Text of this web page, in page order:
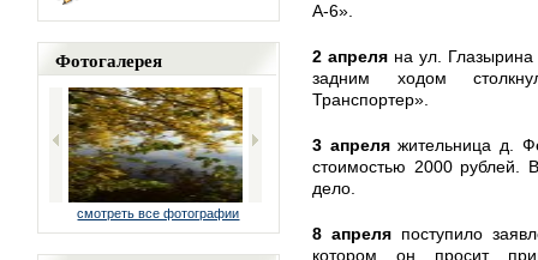
Фотогалерея
смотреть все фотографии
А-6».
2 апреля на ул.
задним ходом
Транспортер».
3 апреляжительница д.
стоимостью 2000 рублей.
дело.
8 апреля поступило
котором он просит